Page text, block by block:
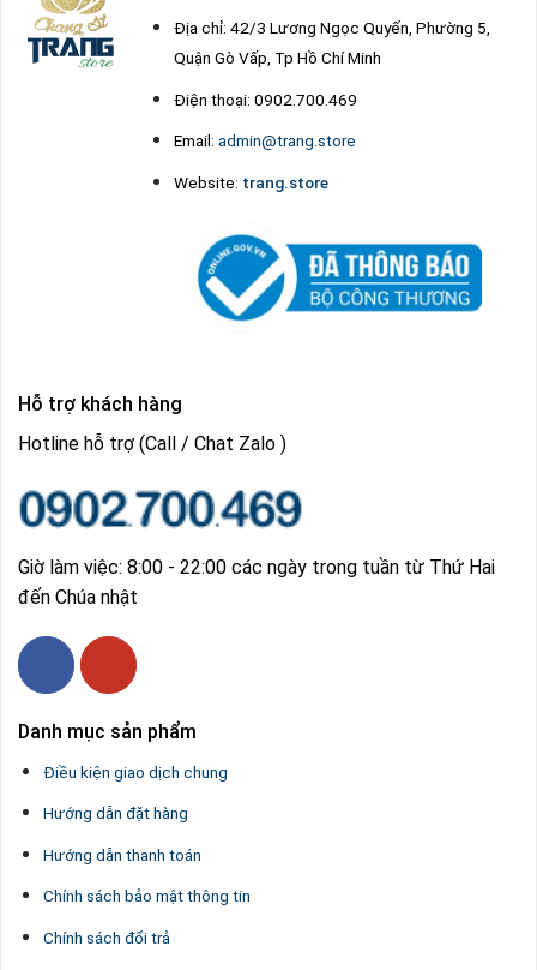
Địa chỉ: 42/3 Lương Ngọc Quyến, Phường 5,
Quận Gò Vấp, Tp Hồ Chí Minh
Điện thoại: 0902.700.469
Email:admin@trang.store
Website: trang.store
Hỗ trợ khách hàng
Hotline hỗ trợ (Call / Chat Zalo )
Giờ làm việc: 8:00 - 22:00 các ngày trong tuần từ Thứ Hai
đến Chúa nhật
Danh mục sản phẩm
Điều kiện giao dịch chung
Hướng dẫn đặt hàng
Hướng dẫn thanh toán
Chính sách bảo mật thông tin
Chính sách đổi trả